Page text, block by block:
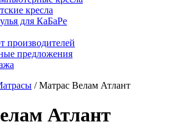
кресла
для КаБаРе
производителей
предложения
/ Матрас Велам Атлант
Атлант